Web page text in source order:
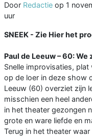
Door Redactie op 1
uur
SNEEK - Zie Hier het
Paul de Leeuw – 60: We
Snelle improvisaties,
op de loer in deze show
Leeuw (60) overziet zijn
misschien een heel
in het theater gezongen
grote en ware liefde en
Terug in het theater